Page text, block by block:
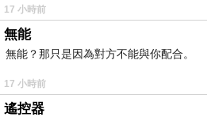
17 小時前
無能
無能？那只是因為對方不能與你配合。
17 小時前
遙控器